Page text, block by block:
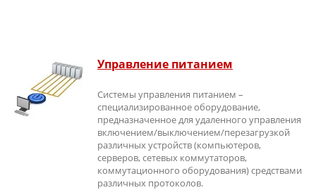
Управление питанием
Системы управления питанием –
специализированное оборудование,
предназначенное для удаленного управления
включением/выключением/перезагрузкой
различных устройств (компьютеров,
серверов, сетевых коммутаторов,
коммутационного оборудования) средствами
различных протоколов.